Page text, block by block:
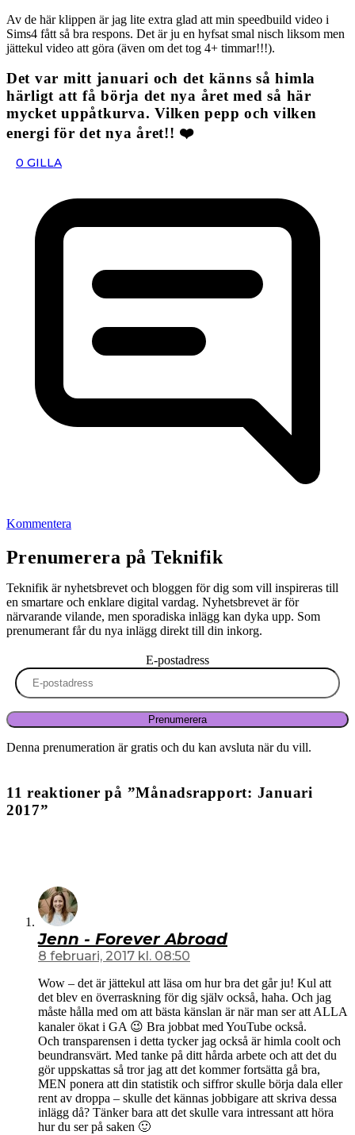
Av de här klippen är jag lite extra glad att min speedbuild video i
Sims4 fått så bra respons. Det är ju en hyfsat smal nisch liksom men
jättekul video att göra (även om det tog 4+ timmar!!!).
Det var mitt januari och det känns så himla
härligt att få börja det nya året med så här
mycket uppåtkurva. Vilken pepp och vilken
energi för det nya året!! ❤️
0 GILLA
Kommentera
Prenumerera på Teknifik
Teknifik är nyhetsbrevet och bloggen för dig som vill inspireras till
en smartare och enklare digital vardag. Nyhetsbrevet är för
närvarande vilande, men sporadiska inlägg kan dyka upp. Som
prenumerant får du nya inlägg direkt till din inkorg.
E-postadress
Prenumerera
Denna prenumeration är gratis och du kan avsluta när du vill.
11 reaktioner på ”Månadsrapport: Januari
2017”
Jenn - Forever Abroad
8 februari, 2017 kl. 08:50
Wow – det är jättekul att läsa om hur bra det går ju! Kul att
det blev en överraskning för dig själv också, haha. Och jag
måste hålla med om att bästa känslan är när man ser att ALLA
kanaler ökat i GA 😉 Bra jobbat med YouTube också.
Och transparensen i detta tycker jag också är himla coolt och
beundransvärt. Med tanke på ditt hårda arbete och att det du
gör uppskattas så tror jag att det kommer fortsätta gå bra,
MEN ponera att din statistik och siffror skulle börja dala eller
rent av droppa – skulle det kännas jobbigare att skriva dessa
inlägg då? Tänker bara att det skulle vara intressant att höra
hur du ser på saken 🙂